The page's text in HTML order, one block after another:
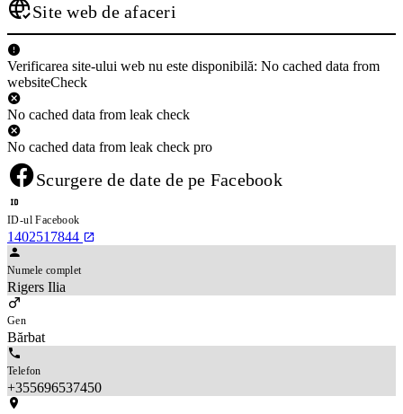
Site web de afaceri
Verificarea site-ului web nu este disponibilă: No cached data from
websiteCheck
No cached data from leak check
No cached data from leak check pro
Scurgere de date de pe Facebook
ID-ul Facebook
1402517844
Numele complet
Rigers Ilia
Gen
Bărbat
Telefon
+355696537450